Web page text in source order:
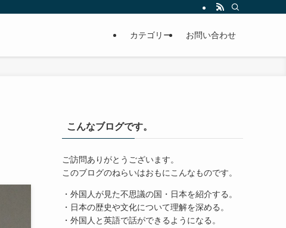
カテゴリー お問い合わせ
こんなブログです。
ご訪問ありがとうございます。
このブログのねらいはおもにこんなものです。
・外国人が見た不思議の国・日本を紹介する。
・日本の歴史や文化について理解を深める。
・外国人と英語で話ができるようになる。